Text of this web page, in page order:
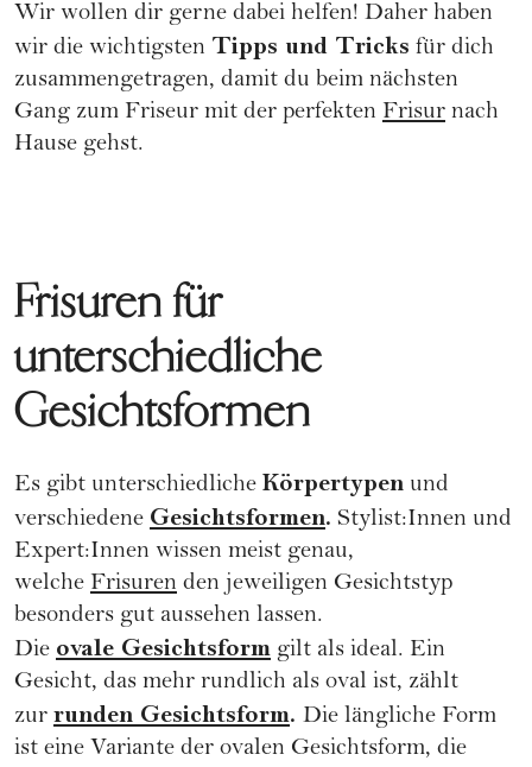
Wir wollen dir gerne dabei helfen! Daher haben
wir die wichtigsten Tipps und Tricks für dich
zusammengetragen, damit du beim nächsten
Gang zum Friseur mit der perfekten Frisur nach
Hause gehst.
Frisuren für
unterschiedliche
Gesichtsformen
Es gibt unterschiedliche Körpertypen und
verschiedene Gesichtsformen. Stylist:Innen und
Expert:Innen wissen meist genau,
welche Frisuren den jeweiligen Gesichtstyp
besonders gut aussehen lassen.
Die ovale Gesichtsform gilt als ideal. Ein
Gesicht, das mehr rundlich als oval ist, zählt
zur runden Gesichtsform. Die längliche Form
ist eine Variante der ovalen Gesichtsform, die